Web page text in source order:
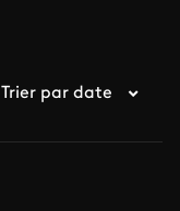
Trier par date